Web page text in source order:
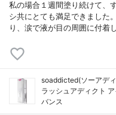
私の場合１週間塗り続けて、
シ共にとても満足できました
り、涙で液が目の周囲に付着
soaddicted(ソーアデ
ラッシュアディクト
バンス